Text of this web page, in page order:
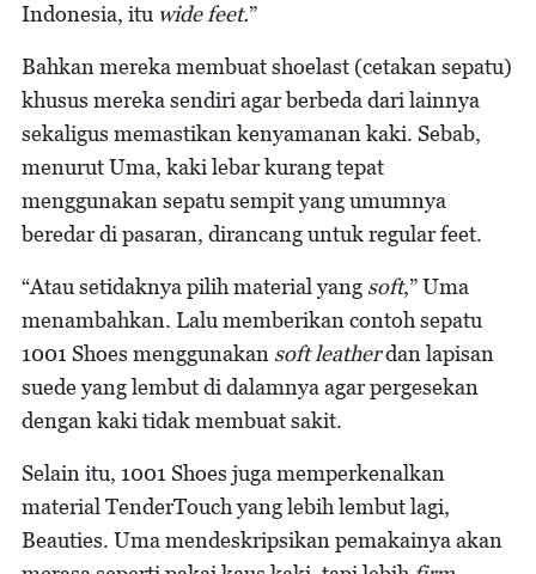
Indonesia, itu wide feet.”
Bahkan mereka membuat shoelast (cetakan sepatu)
khusus mereka sendiri agar berbeda dari lainnya
sekaligus memastikan kenyamanan kaki. Sebab,
menurut Uma, kaki lebar kurang tepat
menggunakan sepatu sempit yang umumnya
beredar di pasaran, dirancang untuk regular feet.
“Atau setidaknya pilih material yang soft,” Uma
menambahkan. Lalu memberikan contoh sepatu
1001 Shoes menggunakan soft leatherdan lapisan
suede yang lembut di dalamnya agar pergesekan
dengan kaki tidak membuat sakit.
Selain itu, 1001 Shoes juga memperkenalkan
material TenderTouch yang lebih lembut lagi,
Beauties. Uma mendeskripsikan pemakainya akan